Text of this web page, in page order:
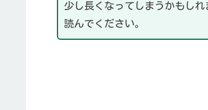
少し長くなってしまうかもし
読んでください。